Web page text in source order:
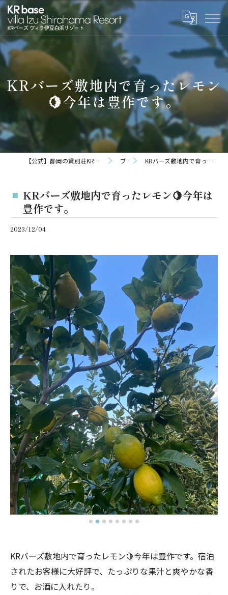
KRバーズ敷地内で育ったレモン
🍋今年は豊作です。
【公式】静岡の貸別荘KRバーズヴィラ伊豆白浜リゾート ブログ KRバーズ敷地内で育ったレモン🍋今年は豊作です。
KRバーズ敷地内で育ったレモン🍋今年は
豊作です。
2023/12/04
KRバーズ敷地内で育ったレモン🍋今年は豊作です。宿泊
されたお客様に大好評で、たっぷりな果汁と爽やかな香
りで、お酒に入れたり。